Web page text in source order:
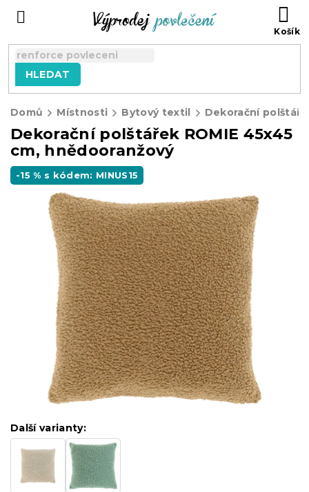
HLEDAT
Domů Místnosti Bytový textil Dekorační
Dekorační polštářek ROMIE 45x45
cm, hnědooranžový
-15 % s kódem: MINUS15
Další varianty: